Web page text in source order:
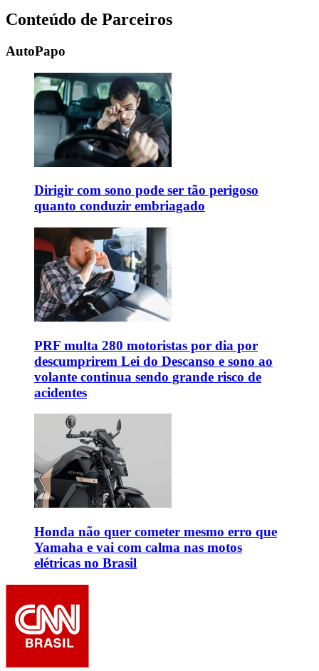
Conteúdo de Parceiros
AutoPapo
Dirigir com sono pode ser tão perigoso
quanto conduzir embriagado
PRF multa 280 motoristas por dia por
descumprirem Lei do Descanso e sono ao
volante continua sendo grande risco de
acidentes
Honda não quer cometer mesmo erro que
Yamaha e vai com calma nas motos
elétricas no Brasil